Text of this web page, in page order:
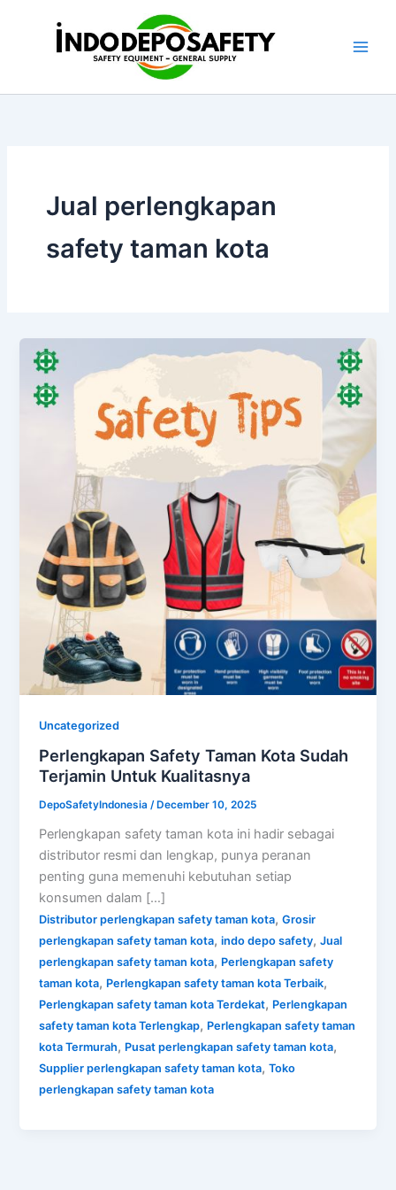
Jual perlengkapan
safety taman kota
Uncategorized
Perlengkapan Safety Taman Kota Sudah
Terjamin Untuk Kualitasnya
DepoSafetyIndonesia/ December 10, 2025
Perlengkapan safety taman kota ini hadir sebagai
distributor resmi dan lengkap, punya peranan
penting guna memenuhi kebutuhan setiap
konsumen dalam […]
Distributor perlengkapan safety taman kota,Grosir
perlengkapan safety taman kota,indo depo safety,Jual
perlengkapan safety taman kota, Perlengkapan safety
taman kota, Perlengkapan safety taman kota Terbaik,
Perlengkapan safety taman kota Terdekat, Perlengkapan
safety taman kota Terlengkap, Perlengkapan safety taman
kota Termurah, Pusat perlengkapan safety taman kota,
Supplier perlengkapan safety taman kota,Toko
perlengkapan safety taman kota